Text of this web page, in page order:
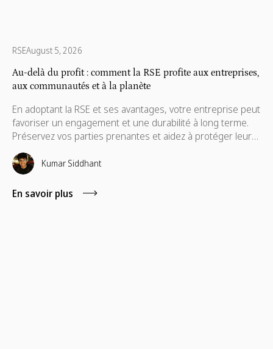
RSEAugust 5, 2026
Au-delà du profit : comment la RSE profite aux entreprises,
aux communautés et à la planète
En adoptant la RSE et ses avantages, votre entreprise peut
favoriser un engagement et une durabilité à long terme.
Préservez vos parties prenantes et aidez à protéger leurs
intérêts, qui sont également nécessaires à leur
avancement.Kumar Siddhant
En savoir plus